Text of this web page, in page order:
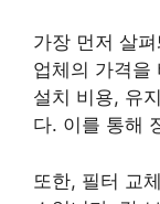
가장 먼저 살
업체의 가격을
설치 비용, 유
다. 이를 통해
또한, 필터 교